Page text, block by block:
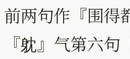
前两句作『围得
『躭』气第六